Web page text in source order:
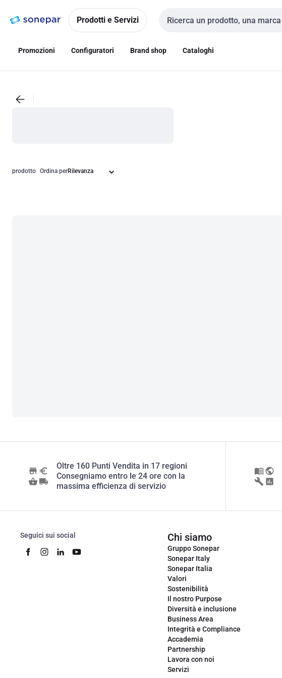
navigazionealla
Prodotti e Servizi
Cerca input
Promozioni Configuratori Brand shop Cataloghi
prodotto Ordina per
Oltre 160 Punti Vendita in 17 regioni
Consegniamo entro le 24 ore con la
massima efficienza di servizio
Seguici sui social Chi siamo
Gruppo Sonepar
Sonepar Italy
Sonepar Italia
Valori
Sostenibilità
Il nostro Purpose
Diversità e inclusione
Business Area
Integrità e Compliance
Accademia
Partnership
Lavora con noi
Servizi